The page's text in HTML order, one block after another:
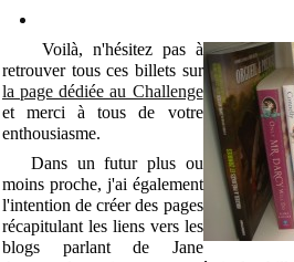
Voilà, n'hésitez pas à
retrouver tous ces billets sur
la page dédiée au Challenge
et merci à tous de votre
enthousiasme.
Dans un futur plus ou
moins proche, j'ai également
l'intention de créer des pages
récapitulant les liens vers les
blogs parlant de Jane